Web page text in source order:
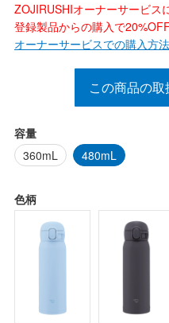
ZOJIRUSHIオーナーサービス
登録製品からの購入で
オーナーサービスでの購入方
この商品の
容量
360mL
480mL
色柄